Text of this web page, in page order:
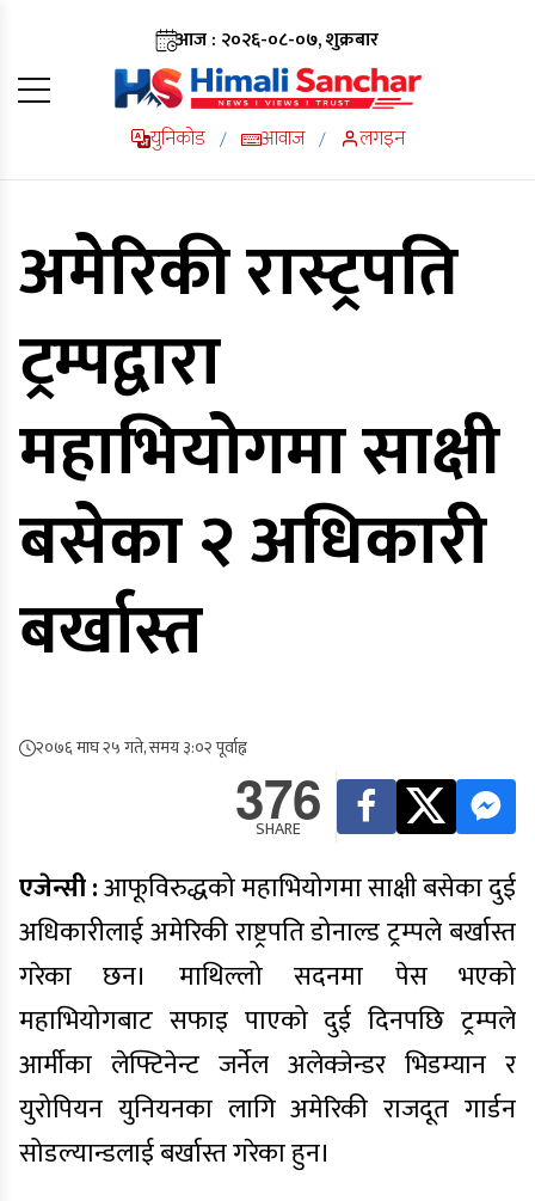
आज : २०२६-०८-०७, शुक्रबार
युनिकोड / आवाज / लगइन
अमेरिकी रास्ट्रपति
ट्रम्पद्वारा
महाभियोगमा साक्षी
बसेका २ अधिकारी
बर्खास्त
२०७६ माघ २५ गते, समय ३:०२ पूर्वाह्न
376
SHARE
एजेन्सी :आफूविरुद्धको महाभियोगमा साक्षी बसेका दुई
अधिकारीलाई अमेरिकी राष्ट्रपति डोनाल्ड ट्रम्पले बर्खास्त
गरेका छन। माथिल्लो सदनमा पेस भएको
महाभियोगबाट सफाइ पाएको दुई दिनपछि ट्रम्पले
आर्मीका लेफ्टिनेन्ट जर्नेल अलेक्जेन्डर भिडम्यान र
युरोपियन युनियनका लागि अमेरिकी राजदूत गार्डन
सोडल्यान्डलाई बर्खास्त गरेका हुन।